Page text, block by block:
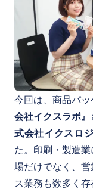
今回は、商品パ
会社イクスラボ』
式会社イクスロ
た。印刷・製造
場だけでなく、
ス業務も数多く